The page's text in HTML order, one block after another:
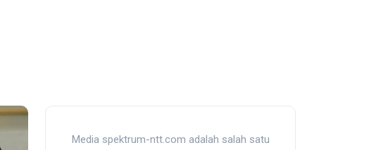
Media spektrum-ntt.com adalah salah satu